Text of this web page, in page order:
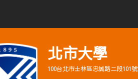
北市大學
100台北市士林區忠誠路二段101號